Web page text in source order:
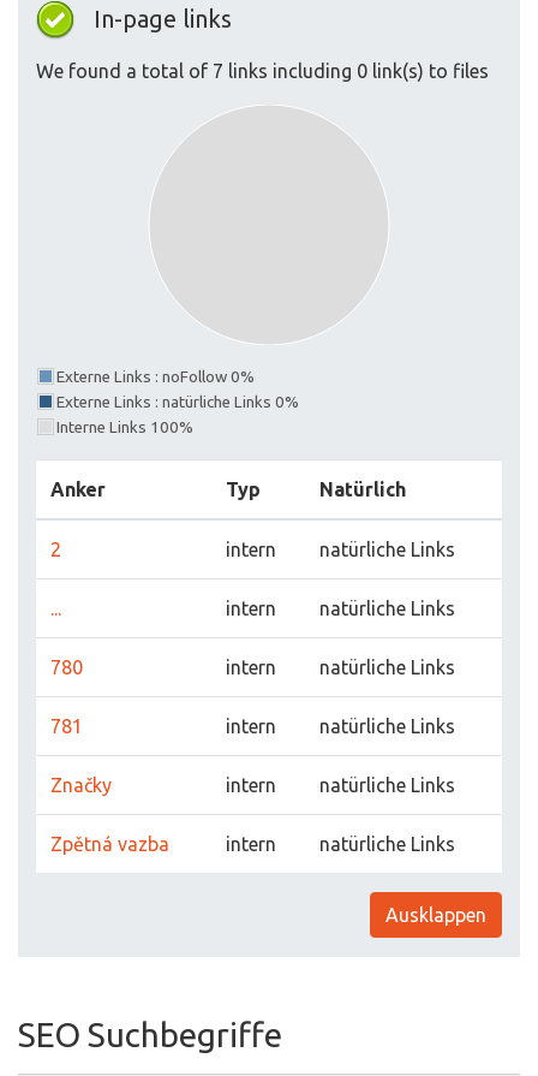
In-page links
We found a total of 7 links including 0 link(s) to files
Externe Links : noFollow 0%
Externe Links : natürliche Links 0%
Interne Links 100%
Anker Typ Natürlich
2 intern natürliche Links
... intern natürliche Links
780 intern natürliche Links
781 intern natürliche Links
Značky intern natürliche Links
Zpětná vazba intern natürliche Links
Ausklappen
SEO Suchbegriffe